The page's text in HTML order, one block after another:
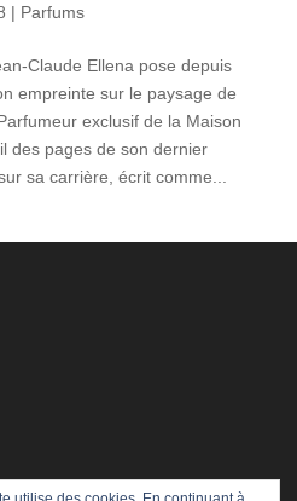
| Parfums
Claude Ellena pose depuis
empreinte sur le paysage de
exclusif de la Maison
des pages de son dernier
sa carrière, écrit comme...